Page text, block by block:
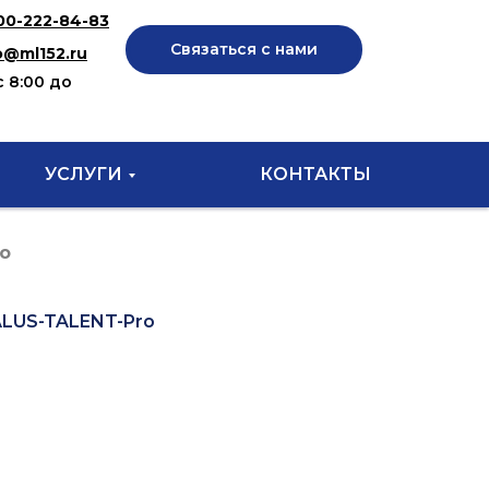
222-84-83
8:00 до
Связаться с нами
УСЛУГИ КОНТАКТЫ
TALENT-Pro